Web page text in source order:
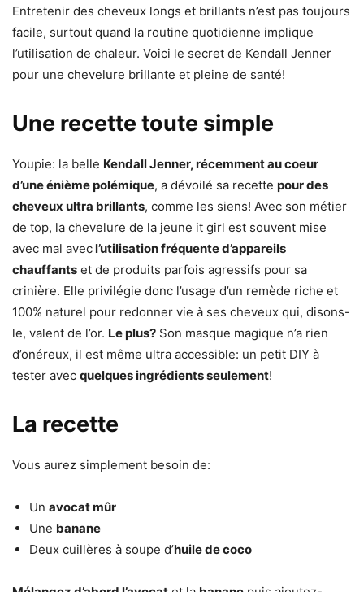
Entretenir des cheveux longs et brillants n’est pas toujours
facile, surtout quand la routine quotidienne implique
l’utilisation de chaleur. Voici le secret de Kendall Jenner
pour une chevelure brillante et pleine de santé!
Une recette toute simple
Youpie: la belle Kendall Jenner, récemment au coeur
d’une énième polémique, a dévoilé sa recette pour des
cheveux ultra brillants, comme les siens! Avec son métier
de top, la chevelure de la jeune it girl est souvent mise
avec mal avecl’utilisation fréquente d’appareils
chauffants et de produits parfois agressifs pour sa
crinière. Elle privilégie donc l’usage d’un remède riche et
100% naturel pour redonner vie à ses cheveux qui, disons-
le, valent de l’or. Le plus? Son masque magique n’a rien
d’onéreux, il est même ultra accessible: un petit DIY à
tester avec quelques ingrédients seulement!
La recette
Vous aurez simplement besoin de:
Un avocat mûr
Une banane
Deux cuillères à soupe d’huile de coco